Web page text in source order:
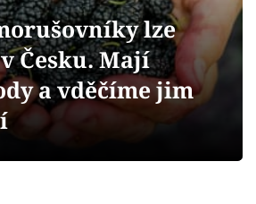
lze
Česku. Mají
a vděčíme jim